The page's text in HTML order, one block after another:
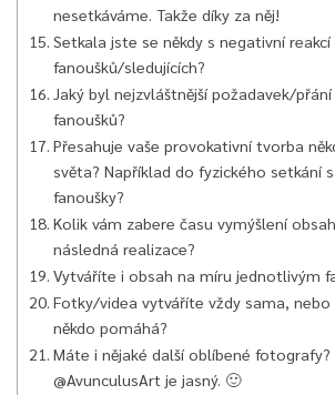
nesetkáváme. Takže díky za něj!
Setkala jste se někdy s negativní reakcí
fanoušků/sledujících?
Jaký byl nejzvláštnější požadavek/přání
fanoušků?
Přesahuje vaše provokativní tvorba
světa? Například do fyzického setkání
fanoušky?
Kolik vám zabere času vymýšlení
následná realizace?
Vytváříte i obsah na míru jednotlivým
Fotky/videa vytváříte vždy sama, nebo
někdo pomáhá?
Máte i nějaké další oblíbené
@AvunculusArt je jasný. 🙂